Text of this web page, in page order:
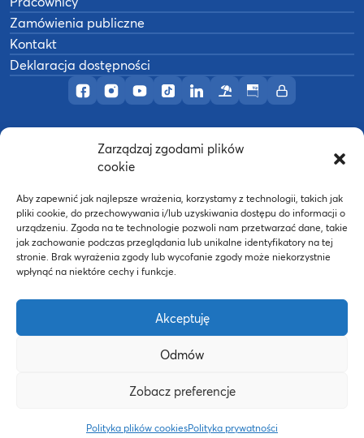
Zarządzaj zgodami plików
cookie
Aby zapewnić jak najlepsze wrażenia, korzystamy z technologii, takich jak
pliki cookie, do przechowywania i/lub uzyskiwania dostępu do informacji o
urządzeniu. Zgoda na te technologie pozwoli nam przetwarzać dane, takie
jak zachowanie podczas przeglądania lub unikalne identyfikatory na tej
stronie. Brak wyrażenia zgody lub wycofanie zgody może niekorzystnie
wpłynąć na niektóre cechy i funkcje.
Akceptuję
Odmów
Zobacz preferencje
Polityka plików cookiesPolityka prywatności
Profil AWF Poznań w serwisie Facebook
Profil AWF Poznań w serwisie Instagram
Profil AWF Poznań w serwisie YouTube
Profil AWF Poznań w serwisie
Profil AWF Poznań w
OśrodekBiuletynIntranet
Zamówienia publiczne
Kontakt
Deklaracja dostępności
Akademia Wychowania Fizycznego w
Wykonanie: nFinity.pl
środków Europejskiego Funduszu Społecznego oraz